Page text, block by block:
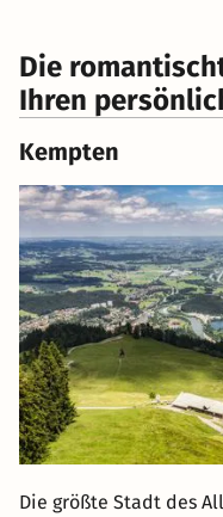
Die
Ihren
Kempten
Die größte Stadt des